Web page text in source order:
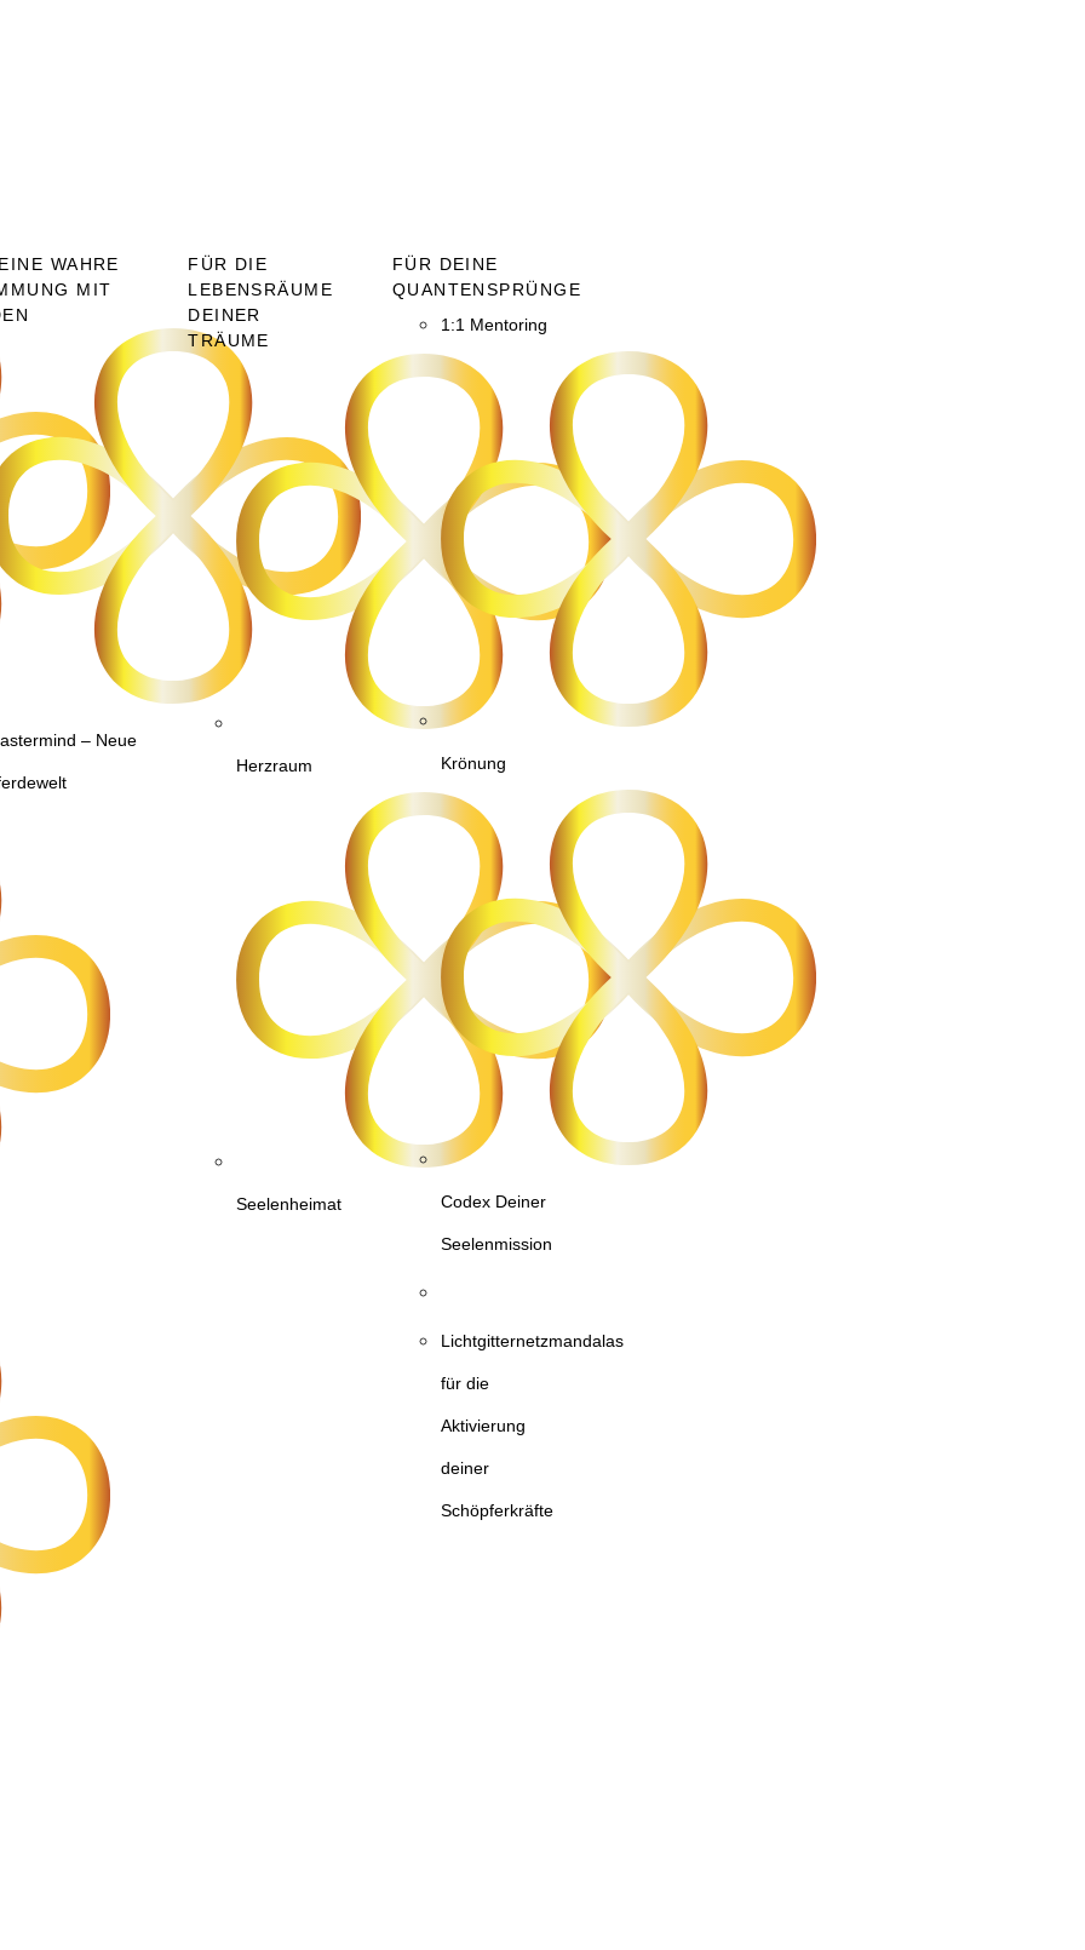
WAHRE
MIT
– Neue
FÜR DIE
LEBENSRÄUME
DEINER
TRÄUME
Herzraum
Seelenheimat
FÜR DEINE
QUANTENSPRÜNGE
1:1 Mentoring
Krönung
Codex Deiner
Seelenmission
Lichtgitternetzmandalas
für die
Aktivierung
deiner
Schöpferkräfte